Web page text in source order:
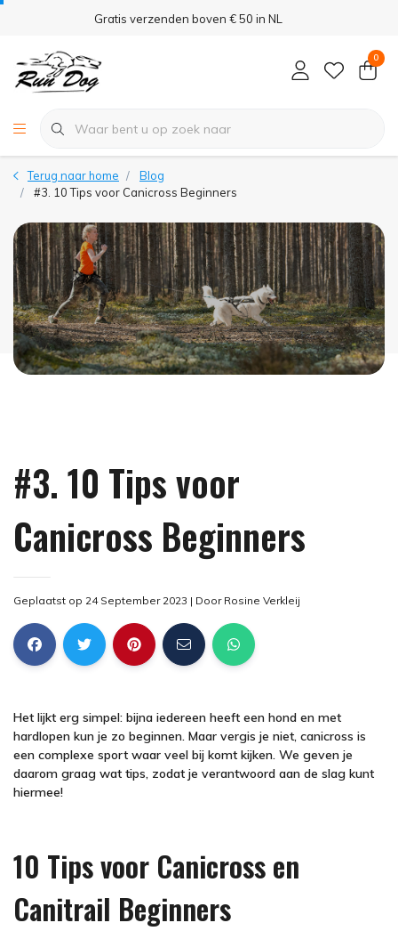
Gratis verzenden boven € 50 in NL
0
Terug naar home
Blog
#3. 10 Tips voor Canicross Beginners
#3. 10 Tips voor
Canicross Beginners
Geplaatst op 24 September 2023 | Door Rosine Verkleij
Het lijkt erg simpel: bijna iedereen heeft een hond en met
hardlopen kun je zo beginnen. Maar vergis je niet, canicross is
een complexe sport waar veel bij komt kijken. We geven je
daarom graag wat tips, zodat je verantwoord aan de slag kunt
hiermee!
10 Tips voor Canicross en
Canitrail Beginners